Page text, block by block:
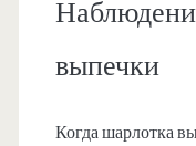
выпечки
Когда шарлотка